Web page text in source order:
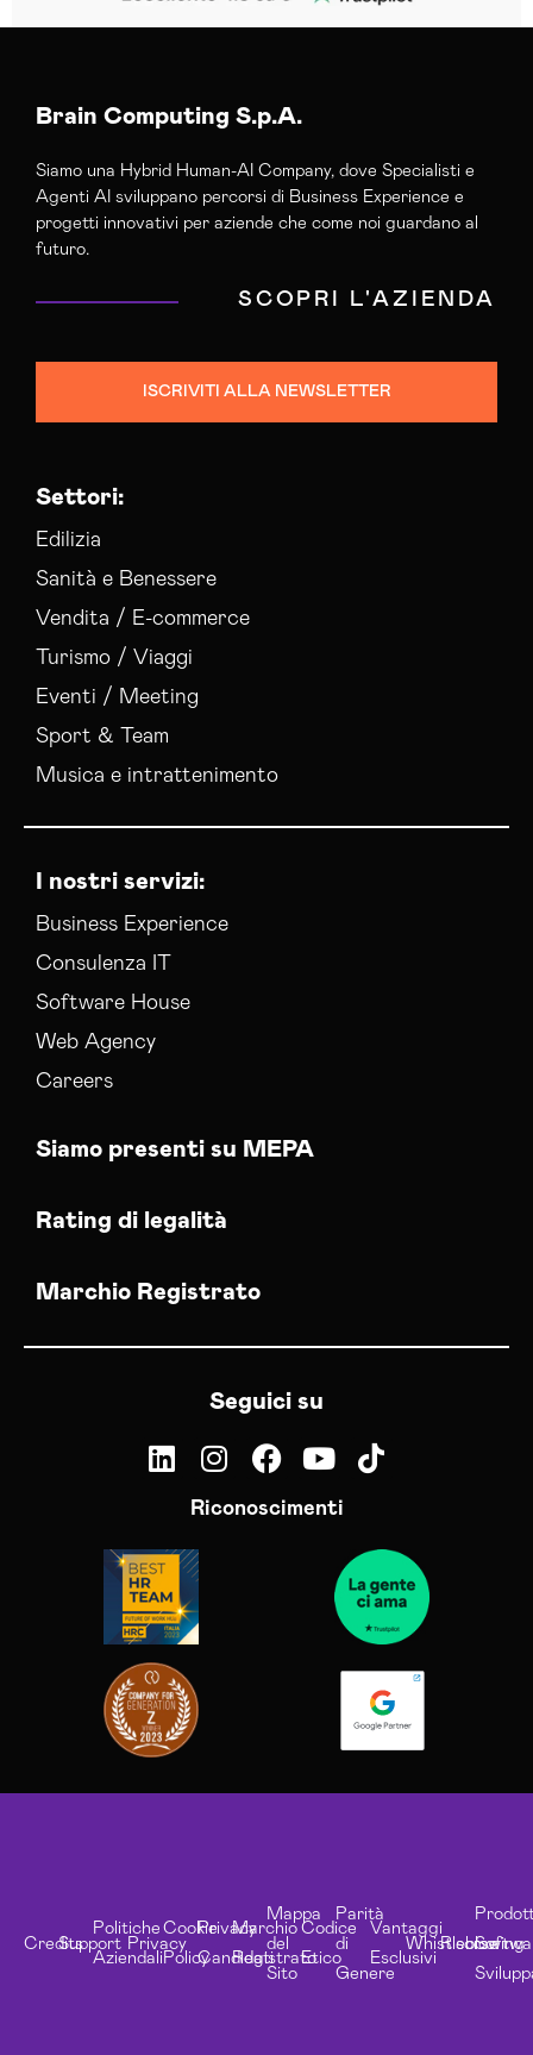
Brain Computing S.p.A.
Siamo una Hybrid Human-AI Company, dove Specialisti e
Agenti AI sviluppano percorsi di Business Experience e
progetti innovativi per aziende che come noi guardano al
futuro.
SCOPRI L'AZIENDA
ISCRIVITI ALLA NEWSLETTER
Settori:
Edilizia
Sanità e Benessere
Vendita / E-commerce
Turismo / Viaggi
Eventi / Meeting
Sport & Team
Musica e intrattenimento
I nostri servizi:
Business Experience
Consulenza IT
Software House
Web Agency
Careers
Siamo presenti su MEPA
Rating di legalità
Marchio Registrato
Seguici su
Riconoscimenti
CreditsSupport
Politiche
Aziendali
Privacy
Cookie
Policy
Privacy
Candidati
Marchio
Registrato
Mappa
del
Sito
Codice
Etico
Parità
di
Genere
Vantaggi
Esclusivi
Whistleblowing
Risorse